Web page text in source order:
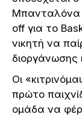
Μπανταλόνα
off για το
νικητή να
διοργάνωσης
Οι
πρώτο
ομάδα να